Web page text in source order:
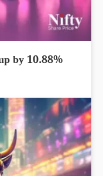
by 10.88%